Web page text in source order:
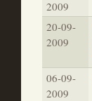
2009
20-09-
2009
06-09-
2009